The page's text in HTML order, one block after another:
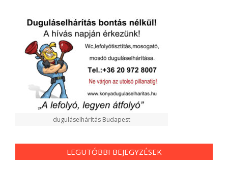
duguláselhárítás Budapest
LEGUTÓBBI BEJEGYZÉSEK